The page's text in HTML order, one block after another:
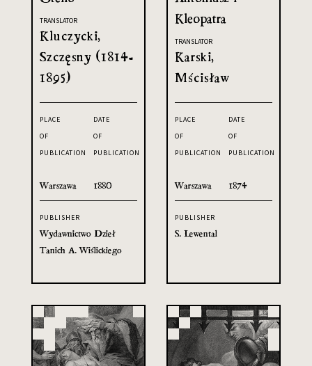
TRANSLATOR
Kluczycki,
Szczęsny (1814-
1895)
PLACE
OF
PUBLICATION
Warszawa
DATE
OF
PUBLICATION
1880
PUBLISHER
Wydawnictwo Dzieł
Tanich A. Wiślickiego
Kleopatra
TRANSLATOR
Karski,
Mścisław
PLACE
OF
PUBLICATION
Warszawa
DATE
OF
PUBLICATION
1874
PUBLISHER
S. Lewental